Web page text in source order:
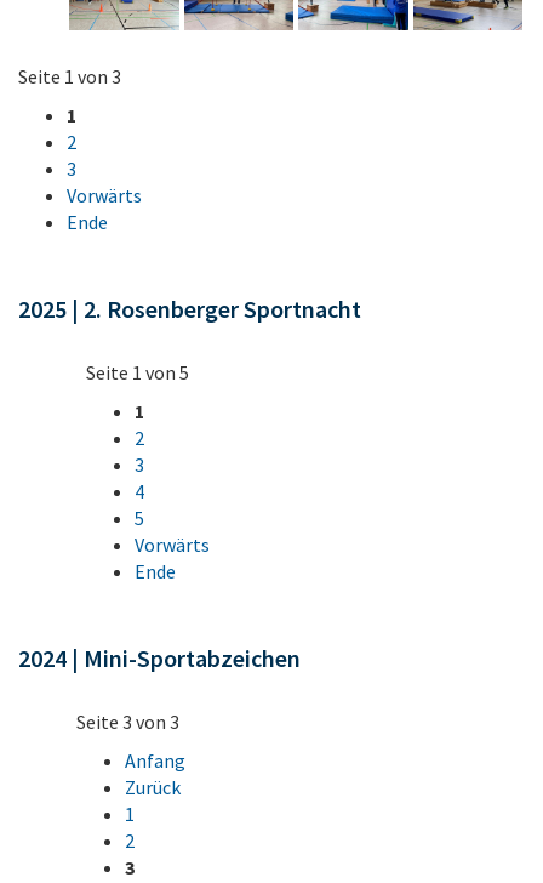
Seite 1 von 3
1
2
3
Vorwärts
Ende
2025 | 2. Rosenberger Sportnacht
Seite 1 von 5
1
2
3
4
5
Vorwärts
Ende
2024 | Mini-Sportabzeichen
Seite 3 von 3
Anfang
Zurück
1
2
3